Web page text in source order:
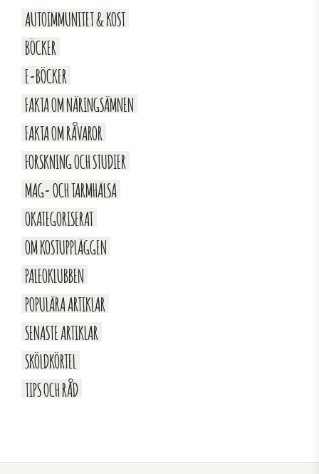
AUTOIMMUNITET & KOST
BÖCKER
E-BÖCKER
FAKTA OM NÄRINGSÄMNEN
FAKTA OM RÅVAROR
FORSKNING OCH STUDIER
MAG- OCH TARMHÄLSA
OKATEGORISERAT
OM KOSTUPPLÄGGEN
PALEOKLUBBEN
POPULÄRA ARTIKLAR
SENASTE ARTIKLAR
SKÖLDKÖRTEL
TIPS OCH RÅD